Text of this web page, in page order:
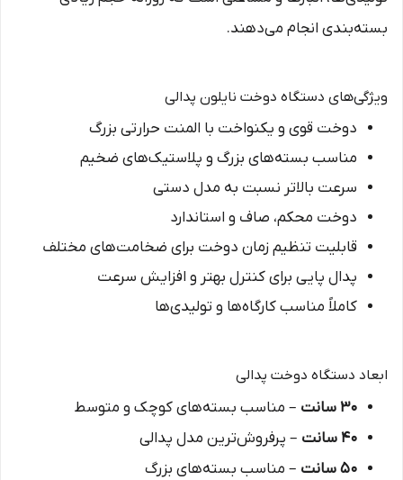
بسته‌بندی انجام می‌دهند.
ویژگی‌های دستگاه دوخت نایلون پدالی
دوخت قوی و یکنواخت با المنت حرارتی بزرگ
مناسب بسته‌های بزرگ و پلاستیک‌های ضخیم
سرعت بالاتر نسبت به مدل دستی
دوخت محکم، صاف و استاندارد
قابلیت تنظیم زمان دوخت برای ضخامت‌های مختلف
پدال پایی برای کنترل بهتر و افزایش سرعت
کاملاً مناسب کارگاه‌ها و تولیدی‌ها
ابعاد دستگاه دوخت پدالی
۳۰ سانت
– مناسب بسته‌های کوچک و متوسط
۴۰ سانت
– پرفروش‌ترین مدل پدالی
۵۰ سانت
– مناسب بسته‌های بزرگ